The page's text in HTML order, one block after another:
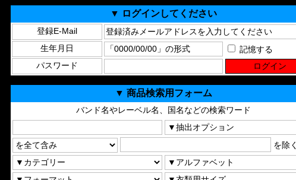
▼ ログインしてください
登録E-Mail
生年月日
記憶する
パスワード
▼ 商品検索用フォーム
バンド名やレーベル名、国名などの検索ワード
を除く